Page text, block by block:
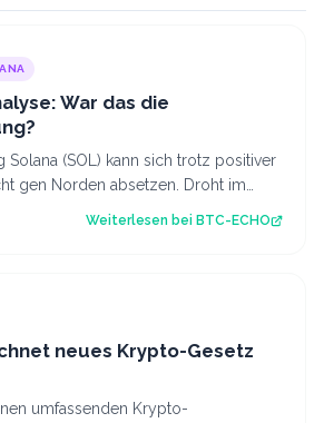
War das die
Solana (SOL) kann sich trotz positiver
gen Norden absetzen. Droht im
Weiterlesen bei BTC-ECHO
neues Krypto-Gesetz
umfassenden Krypto-